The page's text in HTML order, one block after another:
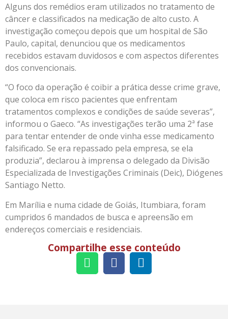
Alguns dos remédios eram utilizados no tratamento de
câncer e classificados na medicação de alto custo. A
investigação começou depois que um hospital de São
Paulo, capital, denunciou que os medicamentos
recebidos estavam duvidosos e com aspectos diferentes
dos convencionais.
“O foco da operação é coibir a prática desse crime grave,
que coloca em risco pacientes que enfrentam
tratamentos complexos e condições de saúde severas”,
informou o Gaeco. “As investigações terão uma 2ª fase
para tentar entender de onde vinha esse medicamento
falsificado. Se era repassado pela empresa, se ela
produzia”, declarou à imprensa o delegado da Divisão
Especializada de Investigações Criminais (Deic), Diógenes
Santiago Netto.
Em Marília e numa cidade de Goiás, Itumbiara, foram
cumpridos 6 mandados de busca e apreensão em
endereços comerciais e residenciais.
Compartilhe esse conteúdo